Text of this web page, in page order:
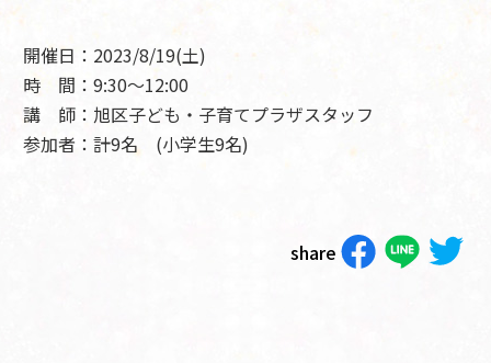
開催日：2023/8/19(土)
時 間：9:30～12:00
講 師：旭区子ども・子育てプラザスタッフ
参加者：計9名 (小学生9名)
share